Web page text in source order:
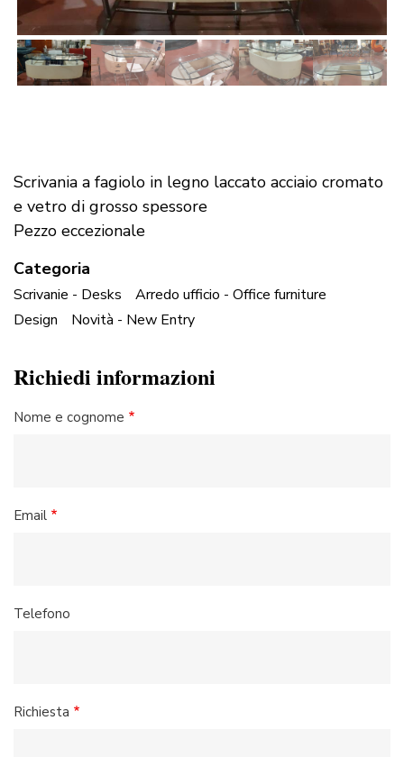
Scrivania a fagiolo in legno laccato acciaio cromato
e vetro di grosso spessore
Pezzo eccezionale
Categoria
Scrivanie - Desks
Arredo ufficio - Office furniture
Design
Novità - New Entry
Richiedi informazioni
Nome e cognome
Email
Telefono
Richiesta